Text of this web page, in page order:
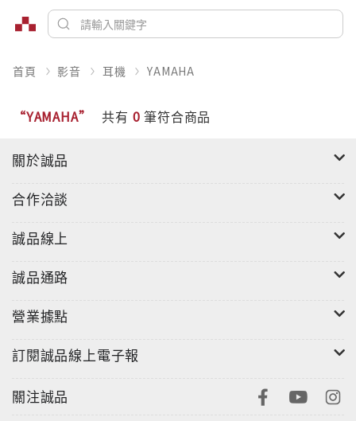
首頁 影音 耳機 YAMAHA
“YAMAHA” 共有 0 筆符合商品
關於誠品
合作洽談
誠品線上
誠品通路
營業據點
訂閱誠品線上電子報
關注誠品